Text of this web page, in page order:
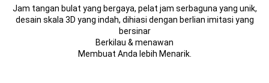
Jam tangan bulat yang bergaya, pelat jam serbaguna yang unik,
desain skala 3D yang indah, dihiasi dengan berlian imitasi yang
bersinar
Berkilau & menawan
Membuat Anda lebih Menarik.